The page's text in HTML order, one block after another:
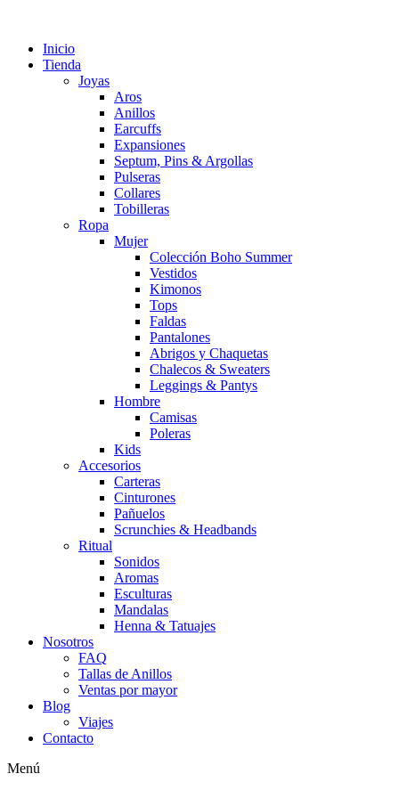
Inicio
Tienda
Joyas
Aros
Anillos
Earcuffs
Expansiones
Septum, Pins & Argollas
Pulseras
Collares
Tobilleras
Ropa
Mujer
Colección Boho Summer
Vestidos
Kimonos
Tops
Faldas
Pantalones
Abrigos y Chaquetas
Chalecos & Sweaters
Leggings & Pantys
Hombre
Camisas
Poleras
Kids
Accesorios
Carteras
Cinturones
Pañuelos
Scrunchies & Headbands
Ritual
Sonidos
Aromas
Esculturas
Mandalas
Henna & Tatuajes
Nosotros
FAQ
Tallas de Anillos
Ventas por mayor
Blog
Viajes
Contacto
Menú